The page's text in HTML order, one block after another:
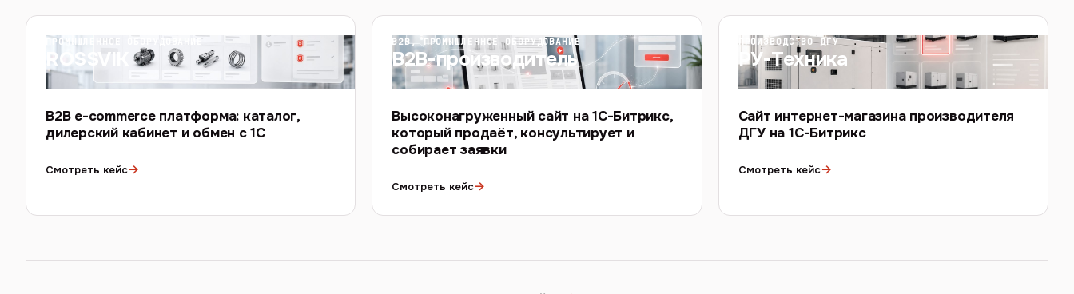
ПРОМЫШЛЕННОЕ ОБОРУДОВАНИЕ
ROSSVIK
B2B e-commerce платформа: каталог,
дилерский кабинет и обмен с 1С
Смотреть кейс→
B2B, ПРОМЫШЛЕННОЕ ОБОРУДОВАНИЕ
B2B-производитель
Высоконагруженный сайт на 1С-Битрикс,
который продаёт, консультирует и
собирает заявки
Смотреть кейс→
ПРОИЗВОДСТВО ДГУ
РУ-Техника
Сайт интернет-магазина производителя
ДГУ на 1С-Битрикс
Смотреть кейс→